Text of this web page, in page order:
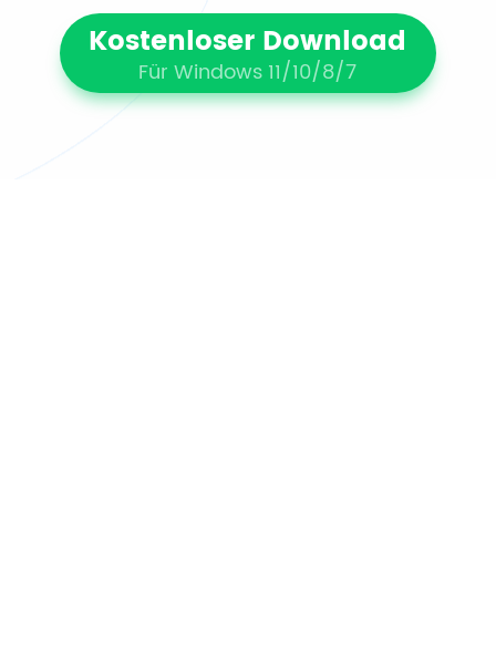
Kostenloser Download
Für Windows 11/10/8/7